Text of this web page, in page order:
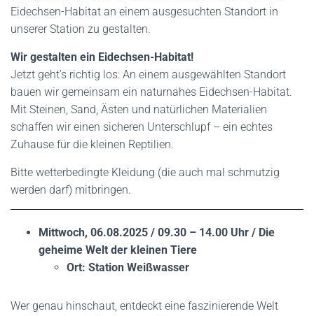
Eidechsen-Habitat an einem ausgesuchten Standort in
unserer Station zu gestalten.
Wir gestalten ein Eidechsen-Habitat!
Jetzt geht’s richtig los: An einem ausgewählten Standort
bauen wir gemeinsam ein naturnahes Eidechsen-Habitat.
Mit Steinen, Sand, Ästen und natürlichen Materialien
schaffen wir einen sicheren Unterschlupf – ein echtes
Zuhause für die kleinen Reptilien.
Bitte wetterbedingte Kleidung (die auch mal schmutzig
werden darf) mitbringen.
Mittwoch, 06.08.2025 / 09.30 – 14.00 Uhr / Die
geheime Welt der kleinen Tiere
Ort: Station Weißwasser
Wer genau hinschaut, entdeckt eine faszinierende Welt